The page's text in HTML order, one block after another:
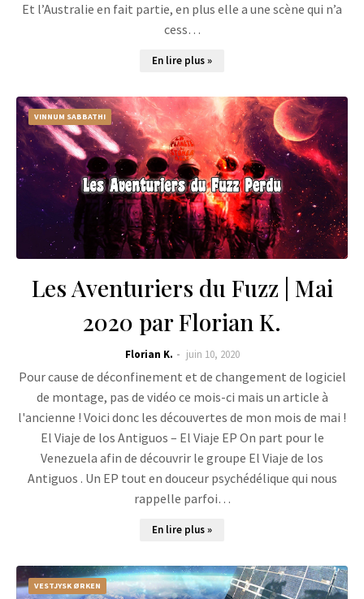
Et l’Australie en fait partie, en plus elle a une scène qui n’a
cess…
En lire plus »
VINNUM SABBATHI
Les Aventuriers du Fuzz | Mai
2020 par Florian K.
Florian K. juin 10, 2020
Pour cause de déconfinement et de changement de logiciel
de montage, pas de vidéo ce mois-ci mais un article à
l'ancienne ! Voici donc les découvertes de mon mois de mai !
El Viaje de los Antiguos – El Viaje EP On part pour le
Venezuela afin de découvrir le groupe El Viaje de los
Antiguos . Un EP tout en douceur psychédélique qui nous
rappelle parfoi…
En lire plus »
VESTJYSK ØRKEN